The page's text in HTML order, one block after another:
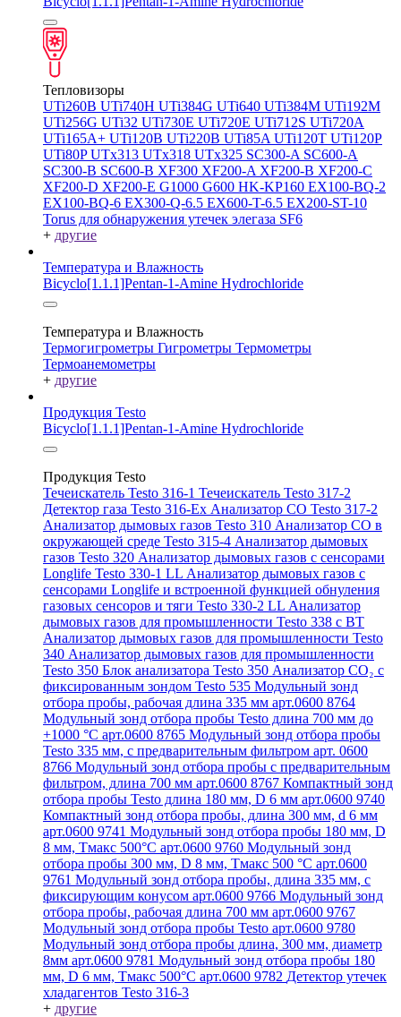
Тепловизоры
UTi260В UTi740H UTi384G UTi640 UTi384M UTi192M
UTi256G UTi32 UTi730E UTi720E UTi712S UTi720A
UTi165A+ UTi120B UTi220B UTi85A UTi120T UTi120P
UTi80PUTx313 UTx318 UTx325 SC300-A SC600-A
SC300-B SC600-B XF300 XF200-A XF200-B XF200-C
XF200-D XF200-E G1000 G600 HK-KP160 EX100-BQ-2
EX100-BQ-6 EX300-Q-6.5 EX600-T-6.5 EX200-ST-10
Torus для обнаружения утечек элегаза SF6
+ другие
Температура и Влажность
Bicyclo[1.1.1]Pentan-1-Amine Hydrochloride
Температура и Влажность
Термогигрометры Гигрометры Термометры
Термоанемометры
+ другие
Продукция Testo
Bicyclo[1.1.1]Pentan-1-Amine Hydrochloride
Продукция Testo
Течеискатель Testo 316-1 Течеискатель Testo 317-2
Детектор газа Testo 316-Ex Анализатор CO Testo 317-2
Анализатор дымовых газов Testo 310 Анализатор CO в
окружающей среде Testo 315-4 Анализатор дымовых
газов Testo 320 Анализатор дымовых газов с сенсорами
Longlife Testo 330-1 LL Анализатор дымовых газов с
сенсорами Longlife и встроенной функцией обнуления
газовых сенсоров и тяги Testo 330-2 LL Анализатор
дымовых газов для промышленности Testo 338 с BT
Анализатор дымовых газов для промышленности Testo
340 Анализатор дымовых газов для промышленности
Testo 350 Блок анализатора Testo 350 Анализатор СО₂ с
фиксированным зондом Testo 535 Модульный зонд
отбора пробы, рабочая длина 335 мм арт.0600 8764
Модульный зонд отбора пробы Testo длина 700 мм до
+1000 °С арт.0600 8765 Модульный зонд отбора пробы
Testo 335 мм, с предварительным фильтром арт. 0600
8766 Модульный зонд отбора пробы с предварительным
фильтром, длина 700 мм арт.0600 8767 Компактный зонд
отбора пробы Testo длина 180 мм, D 6 мм арт.0600 9740
Компактный зонд отбора пробы, длина 300 мм, d 6 мм
арт.0600 9741 Модульный зонд отбора пробы 180 мм, D
8 мм, Tмакс 500°С арт.0600 9760 Модульный зонд
отбора пробы 300 мм, D 8 мм, Tмакс 500 °C арт.0600
9761 Модульный зонд отбора пробы, длина 335 мм, с
фиксирующим конусом арт.0600 9766 Модульный зонд
отбора пробы, рабочая длина 700 мм арт.0600 9767
Модульный зонд отбора пробы Testo арт.0600 9780
Модульный зонд отбора пробы длина, 300 мм, диаметр
8мм арт.0600 9781 Модульный зонд отбора пробы 180
мм, D 6 мм, Tмакс 500°С арт.0600 9782 Детектор утечек
хладагентов Testo 316-3
+ другие